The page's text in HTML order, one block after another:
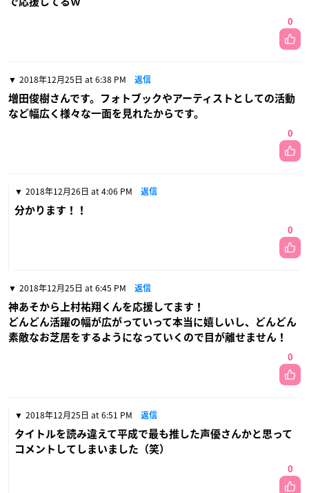
0
2018年12月25日 at 6:38 PM 返信
増田俊樹さんです。フォトブックやアーティストとしての活動
など幅広く様々な一面を見れたからです。
0
2018年12月26日 at 4:06 PM 返信
分かります！！
0
2018年12月25日 at 6:45 PM 返信
神あそから上村祐翔くんを応援してます！
どんどん活躍の幅が広がっていって本当に嬉しいし、どんどん
素敵なお芝居をするようになっていくので目が離せません！
0
2018年12月25日 at 6:51 PM 返信
タイトルを読み違えて平成で最も推した声優さんかと思って
コメントしてしまいました（笑）
0